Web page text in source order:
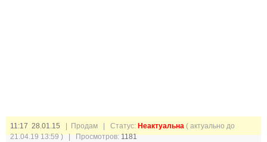
11:17 28.01.15 | Продам | Статус: Неактуальна ( актуально до
21.04.19 13:59 ) | Просмотров:1181